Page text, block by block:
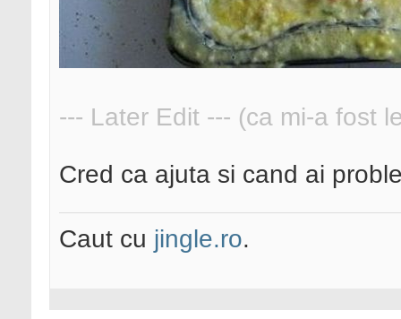
--- Later Edit --- (ca mi-a fost
Cred ca ajuta si cand ai
Caut cu jingle.ro.